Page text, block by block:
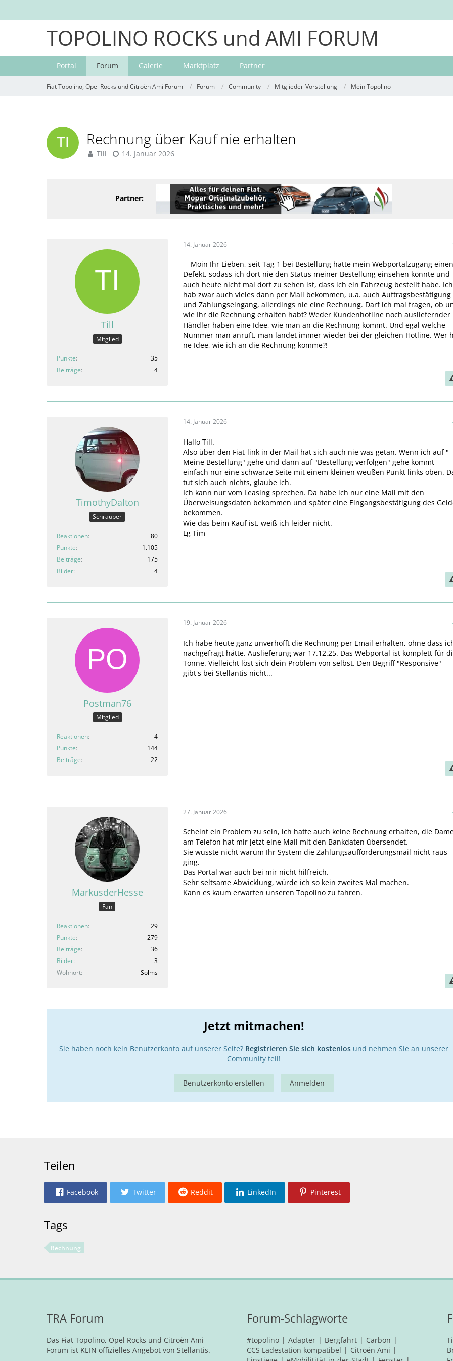
TOPOLINO ROCKS und AMI FORUM
Portal Forum Galerie Marktplatz Partner
Fiat Topolino, Opel Rocks und Citroën Ami Forum Forum Community Mitglieder-Vorstellung Mein Topolino
Rechnung über Kauf nie erhalten
Till 14. Januar 2026
Partner:
Till
Mitglied
Punkte
35
Beiträge
4
14. Januar 2026
Moin Ihr Lieben, seit Tag 1 bei Bestellung hatte mein Webportalzugang einen
Defekt, sodass ich dort nie den Status meiner Bestellung einsehen konnte und
auch heute nicht mal dort zu sehen ist, dass ich ein Fahrzeug bestellt habe. Ich
hab zwar auch vieles dann per Mail bekommen, u.a. auch Auftragsbestätigung
und Zahlungseingang, allerdings nie eine Rechnung. Darf ich mal fragen, ob
wie Ihr die Rechnung erhalten habt? Weder Kundenhotline noch ausliefernder
Händler haben eine Idee, wie man an die Rechnung kommt. Und egal welche
Nummer man anruft, man landet immer wieder bei der gleichen Hotline. Wer
ne Idee, wie ich an die Rechnung komme?!
TimothyDalton
Schrauber
Reaktionen
80
Punkte
1.105
Beiträge
175
Bilder
4
14. Januar 2026
Hallo Till.
Also über den Fiat-link in der Mail hat sich auch nie was getan. Wenn ich auf "
Meine Bestellung" gehe und dann auf "Bestellung verfolgen" gehe kommt
einfach nur eine schwarze Seite mit einem kleinen weußen Punkt links oben.
tut sich auch nichts, glaube ich.
Ich kann nur vom Leasing sprechen. Da habe ich nur eine Mail mit den
Überweisungsdaten bekommen und später eine Eingangsbestätigung des
bekommen.
Wie das beim Kauf ist, weiß ich leider nicht.
Lg Tim
Postman76
Mitglied
Reaktionen
4
Punkte
144
Beiträge
22
19. Januar 2026
Ich habe heute ganz unverhofft die Rechnung per Email erhalten, ohne dass
nachgefragt hätte. Auslieferung war 17.12.25. Das Webportal ist komplett für
Tonne. Vielleicht löst sich dein Problem von selbst. Den Begriff "Responsive"
gibt's bei Stellantis nicht...
MarkusderHesse
Fan
Reaktionen
29
Punkte
279
Beiträge
36
Bilder
3
Wohnort
Solms
27. Januar 2026
Scheint ein Problem zu sein, ich hatte auch keine Rechnung erhalten, die
am Telefon hat mir jetzt eine Mail mit den Bankdaten übersendet.
Sie wusste nicht warum Ihr System die Zahlungsaufforderungsmail nicht raus
ging.
Das Portal war auch bei mir nicht hilfreich.
Sehr seltsame Abwicklung, würde ich so kein zweites Mal machen.
Kann es kaum erwarten unseren Topolino zu fahren.
Jetzt mitmachen!
Sie haben noch kein Benutzerkonto auf unserer Seite? Registrieren Sie sich kostenlos und nehmen Sie an unserer
Community teil!
Benutzerkonto erstellen Anmelden
Teilen
Facebook Twitter Reddit LinkedIn Pinterest
Tags
Rechnung
TRA Forum
Das Fiat Topolino, Opel Rocks und Citroën Ami
Forum ist KEIN offizielles Angebot von Stellantis.
Forum-Schlagworte
#topolino Adapter Bergfahrt
Carbon
CCS Ladestation kompatibel
Citroën Ami